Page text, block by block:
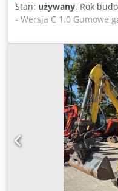
Stan: używany, Rok
- Wersja C 1.0 Gumowe
Klimatyzacja
mechanizm pochylania